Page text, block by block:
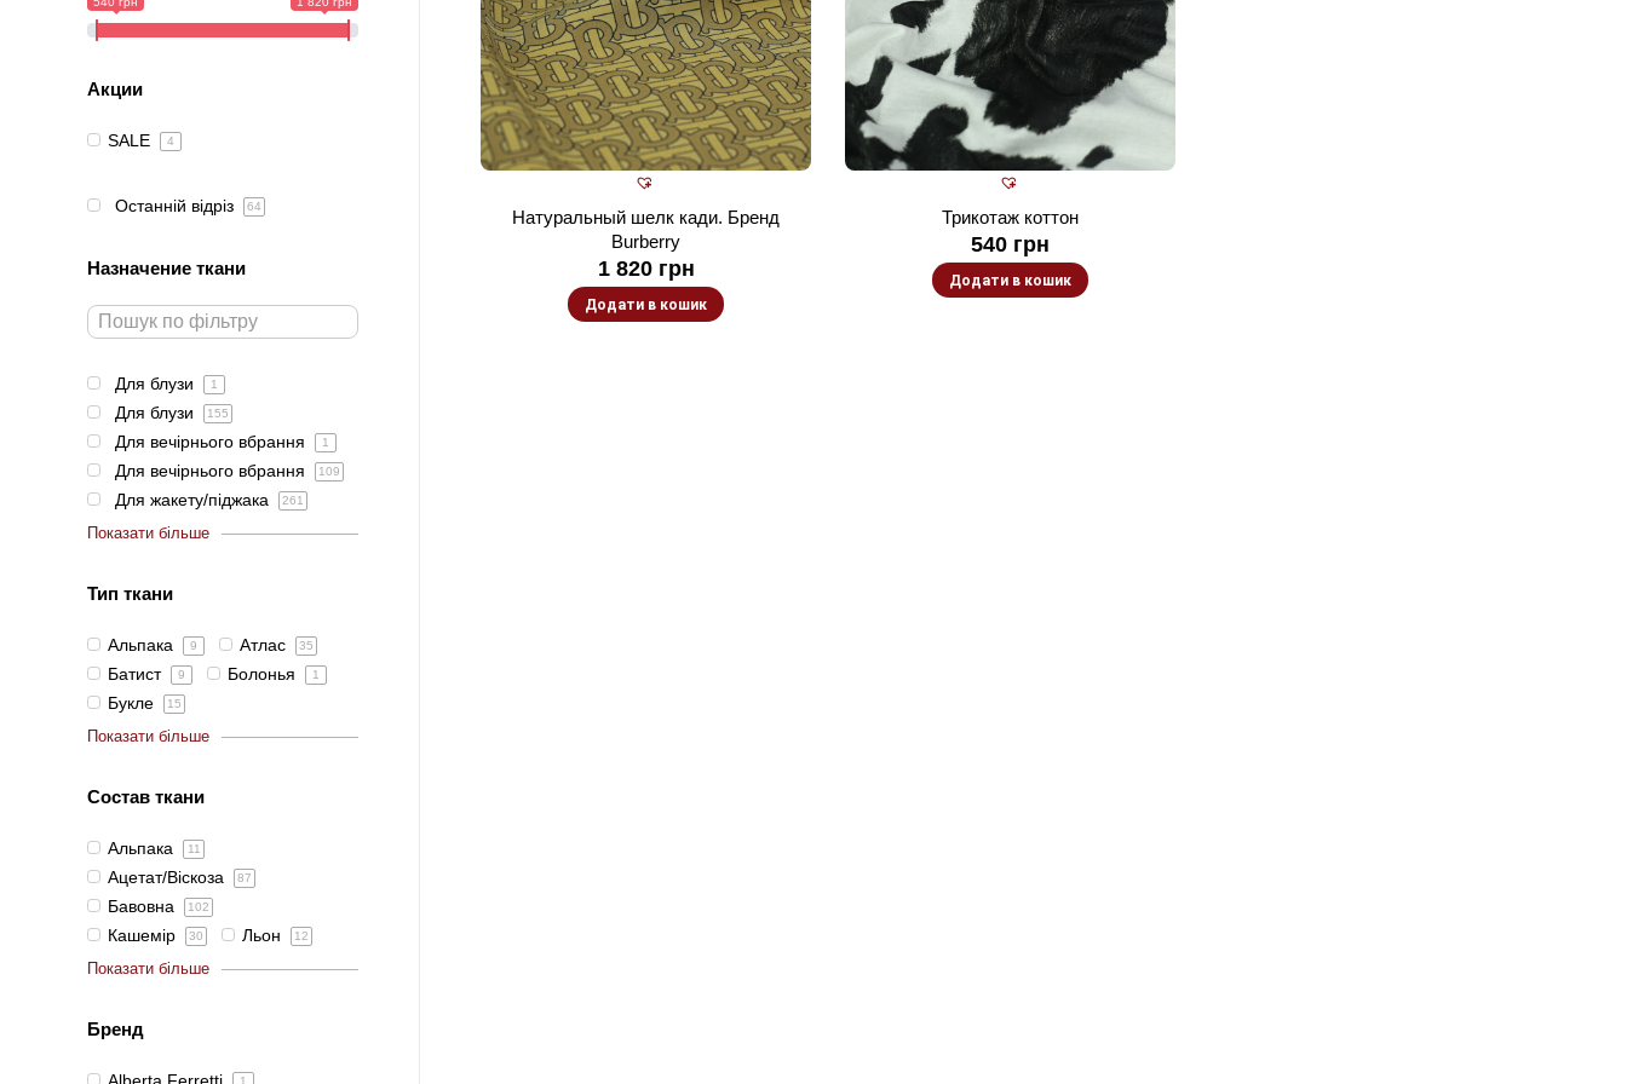
Натуральный шелк кади. Бренд
Burberry
1 820 грн
Додати в кошик
Трикотаж коттон
540 грн
Додати в кошик
Акции
SALE 4
Останній відріз 64
Назначение ткани
Для блузи 1
Для блузи 155
Для вечірнього вбрання 1
Для вечірнього вбрання 109
Для жакету/піджака 261
Показати більше
Тип ткани
Альпака 9 Атлас 35
Батист 9 Болонья 1
Букле 15
Показати більше
Состав ткани
Альпака 11
Ацетат/Віскоза 87
Бавовна 102
Кашемір 30 Льон 12
Показати більше
Бренд
1